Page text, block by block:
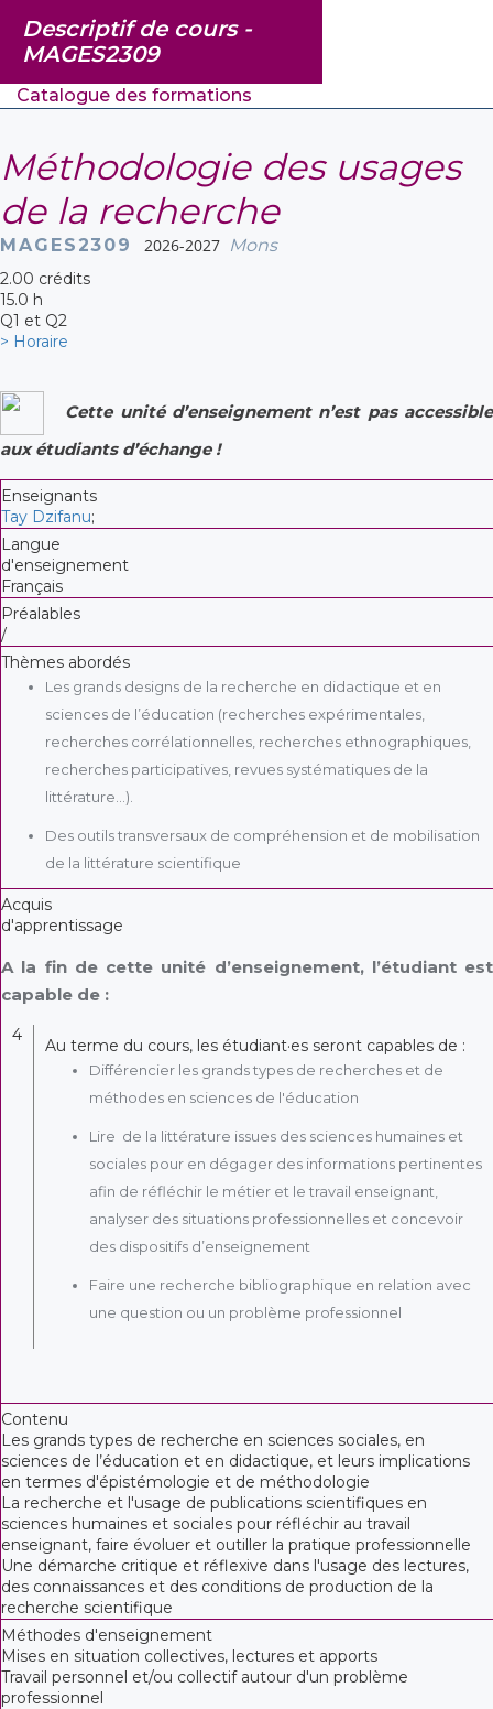
Descriptif de cours -
MAGES2309
Catalogue des formations
Méthodologie des usages
de la recherche
MAGES2309 2026-2027 Mons
2.00 crédits
15.0 h
Q1 et Q2
> Horaire
Cette unité d’enseignement n’est pas accessible
aux étudiants d’échange !
Enseignants
Tay Dzifanu;
Langue
d'enseignement
Français
Préalables
/
Thèmes abordés
Les grands designs de la recherche en didactique et en
sciences de l’éducation (recherches expérimentales,
recherches corrélationnelles, recherches ethnographiques,
recherches participatives, revues systématiques de la
littérature...).
Des outils transversaux de compréhension et de mobilisation
de la littérature scientifique
Acquis
d'apprentissage
A la fin de cette unité d’enseignement, l’étudiant est
capable de :
4
Au terme du cours, les étudiant·es seront capables de :
Différencier les grands types de recherches et de
méthodes en sciences de l'éducation
Lire de la littérature issues des sciences humaines et
sociales pour en dégager des informations pertinentes
afin de réfléchir le métier et le travail enseignant,
analyser des situations professionnelles et concevoir
des dispositifs d’enseignement
Faire une recherche bibliographique en relation avec
une question ou un problème professionnel
Contenu
Les grands types de recherche en sciences sociales, en
sciences de l’éducation et en didactique, et leurs implications
en termes d'épistémologie et de méthodologie
La recherche et l'usage de publications scientifiques en
sciences humaines et sociales pour réfléchir au travail
enseignant, faire évoluer et outiller la pratique professionnelle
Une démarche critique et réflexive dans l'usage des lectures,
des connaissances et des conditions de production de la
recherche scientifique
Méthodes d'enseignement
Mises en situation collectives, lectures et apports
Travail personnel et/ou collectif autour d'un problème
professionnel